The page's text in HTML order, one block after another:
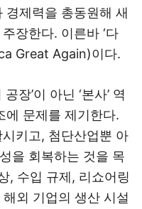
경제력을 총동원해 새
장한다. 이른바 ‘다
Great Again)이다.
장’이 아닌 ‘본사’ 역
에 문제를 제기한다.
키고, 첨단산업뿐 아
을 회복하는 것을 목
, 수입 규제, 리쇼어링
외 기업의 생산 시설